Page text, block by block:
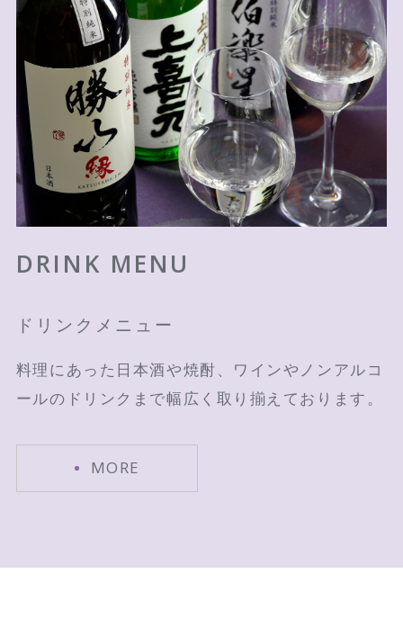
DRINK MENU
ドリンクメニュー
料理にあった日本酒や焼酎、ワインやノンアルコ
ールのドリンクまで幅広く取り揃えております。
MORE